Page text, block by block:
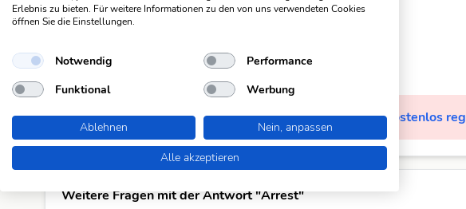
freut sich über dein Feedback.
Du musst eingeloggt sein um zu kommentieren.Jetzt kostenlos
Weitere Fragen mit der Antwort "Arrest"
Erlebnis zu bieten. Für weitere Informationen zu den von uns verwendeten Cookies
öffnen Sie die Einstellungen.
Notwendig
Performance
Funktional
Werbung
Ablehnen
Nein, anpassen
Alle akzeptieren